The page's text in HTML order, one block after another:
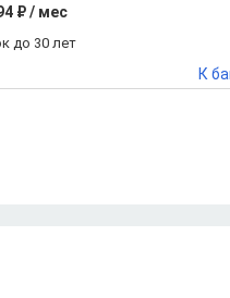
₽ / мес
до 30 лет
К